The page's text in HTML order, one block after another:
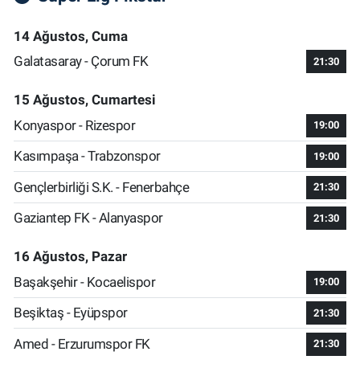
14 Ağustos, Cuma
Galatasaray - Çorum FK
21:30
15 Ağustos, Cumartesi
Konyaspor - Rizespor
19:00
Kasımpaşa - Trabzonspor 19:00
Gençlerbirliği S.K. - Fenerbahçe 21:30
Gaziantep FK - Alanyaspor 21:30
16 Ağustos, Pazar
Başakşehir - Kocaelispor
19:00
Beşiktaş - Eyüpspor 21:30
Amed - Erzurumspor FK 21:30